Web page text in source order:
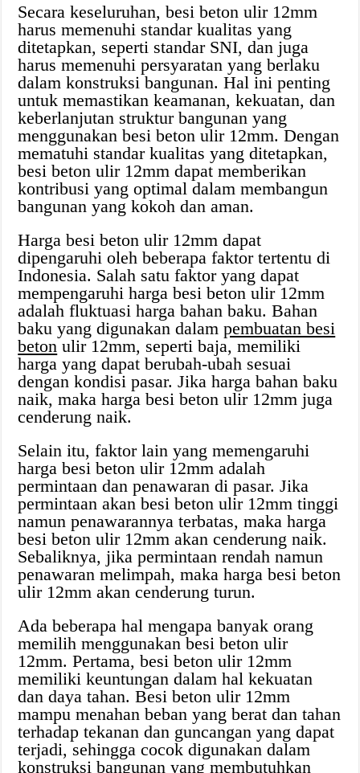
Secara keseluruhan, besi beton ulir 12mm
harus memenuhi standar kualitas yang
ditetapkan, seperti standar SNI, dan juga
harus memenuhi persyaratan yang berlaku
dalam konstruksi bangunan. Hal ini penting
untuk memastikan keamanan, kekuatan, dan
keberlanjutan struktur bangunan yang
menggunakan besi beton ulir 12mm. Dengan
mematuhi standar kualitas yang ditetapkan,
besi beton ulir 12mm dapat memberikan
kontribusi yang optimal dalam membangun
bangunan yang kokoh dan aman.
Harga besi beton ulir 12mm dapat
dipengaruhi oleh beberapa faktor tertentu di
Indonesia. Salah satu faktor yang dapat
mempengaruhi harga besi beton ulir 12mm
adalah fluktuasi harga bahan baku. Bahan
baku yang digunakan dalampembuatan besi
beton ulir 12mm, seperti baja, memiliki
harga yang dapat berubah-ubah sesuai
dengan kondisi pasar. Jika harga bahan baku
naik, maka harga besi beton ulir 12mm juga
cenderung naik.
Selain itu, faktor lain yang memengaruhi
harga besi beton ulir 12mm adalah
permintaan dan penawaran di pasar. Jika
permintaan akan besi beton ulir 12mm tinggi
namun penawarannya terbatas, maka harga
besi beton ulir 12mm akan cenderung naik.
Sebaliknya, jika permintaan rendah namun
penawaran melimpah, maka harga besi beton
ulir 12mm akan cenderung turun.
Ada beberapa hal mengapa banyak orang
memilih menggunakan besi beton ulir
12mm. Pertama, besi beton ulir 12mm
memiliki keuntungan dalam hal kekuatan
dan daya tahan. Besi beton ulir 12mm
mampu menahan beban yang berat dan tahan
terhadap tekanan dan guncangan yang dapat
terjadi, sehingga cocok digunakan dalam
konstruksi bangunan yang membutuhkan